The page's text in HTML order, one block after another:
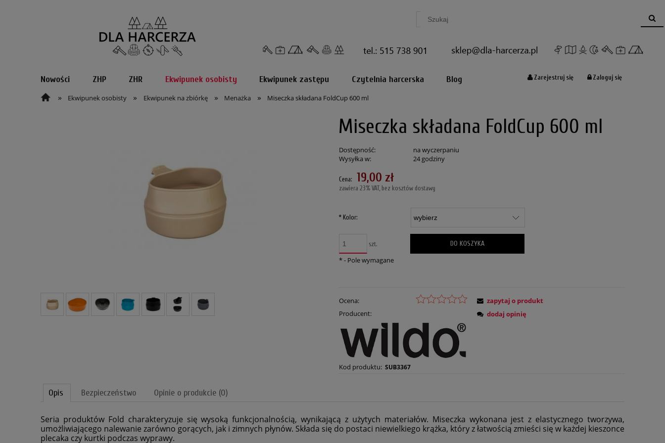
Zarejestruj się Zaloguj się
Nowości ZHP ZHR Ekwipunek osobisty Ekwipunek zastępu Czytelnia harcerska Blog
» Ekwipunek osobisty » Ekwipunek na zbiórkę » Menażka » Miseczka składana FoldCup 600 ml
Miseczka składana FoldCup 600 ml
Dostępność:
na wyczerpaniu
Wysyłka w:
24 godziny
Cena: 19,00 zł
zawiera 23% VAT, bez kosztów dostawy
*Kolor:
szt. DO KOSZYKA
*- Pole wymagane
Ocena:
Producent:
Kod produktu: SUB3367
zapytaj o produkt
dodaj opinię
Opis Bezpieczeństwo Opinie o produkcie (0)
Seria produktów Fold charakteryzuje się wysoką funkcjonalnością, wynikającą z użytych materiałów. Miseczka wykonana jest z elastycznego tworzywa,
umożliwiającego nalewanie zarówno gorących, jak i zimnych płynów. Składa się do postaci niewielkiego krążka, który z łatwością zmieści się w każdej kieszonce
plecaka czy kurtki podczas wyprawy.